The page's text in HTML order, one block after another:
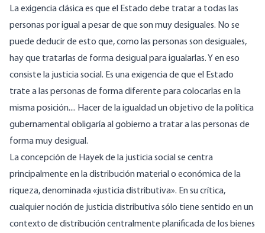
La exigencia clásica es que el Estado debe tratar a todas las
personas por igual a pesar de que son muy desiguales. No se
puede deducir de esto que, como las personas son desiguales,
hay que tratarlas de forma desigual para igualarlas. Y en eso
consiste la justicia social. Es una exigencia de que el Estado
trate a las personas de forma diferente para colocarlas en la
misma posición.... Hacer de la igualdad un objetivo de la política
gubernamental obligaría al gobierno a tratar a las personas de
forma muy desigual.
La concepción de Hayek de la justicia social se centra
principalmente en la distribución material o económica de la
riqueza, denominada «justicia distributiva». En su crítica,
cualquier noción de justicia distributiva sólo tiene sentido en un
contexto de distribución centralmente planificada de los bienes